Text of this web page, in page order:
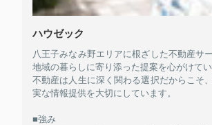
ハウゼック
八王子みなみ野エリアに根ざした不動産サ
地域の暮らしに寄り添った提案を心がけてい
不動産は人生に深く関わる選択だからこそ
実な情報提供を大切にしています。
■強み